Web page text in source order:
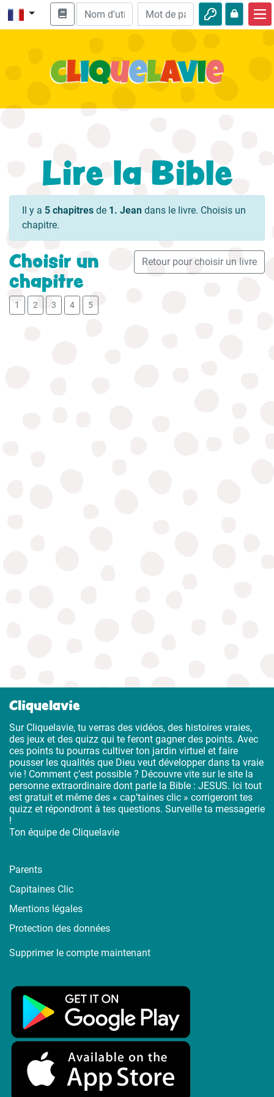
Enseignement biblique
Aventures
Loisirs
Lire la Bible
Il y a 5 chapitres de 1. Jean dans le livre. Choisis un
chapitre.
Retour pour choisir un livre
Choisir un
chapitre
1 2 3 4 5
Cliquelavie
Sur Cliquelavie, tu verras des vidéos, des histoires vraies,
des jeux et des quizz qui te feront gagner des points. Avec
ces points tu pourras cultiver ton jardin virtuel et faire
pousser les qualités que Dieu veut développer dans ta vraie
vie ! Comment ç’est possible ? Découvre vite sur le site la
personne extraordinaire dont parle la Bible : JESUS. Ici tout
est gratuit et même des « cap’taines clic » corrigeront tes
quizz et répondront à tes questions. Surveille ta messagerie
!
Ton équipe de Cliquelavie
Parents
Capitaines Clic
Mentions légales
Protection des données
Supprimer le compte maintenant